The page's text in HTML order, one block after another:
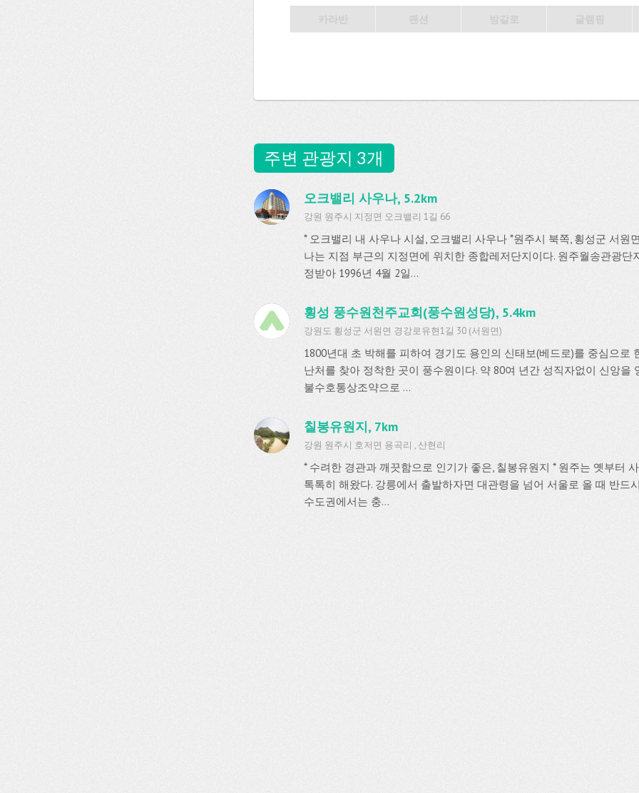
주변 관광지 3개
오크밸리 사우나, 5.2km
강원 원주시 지정면 오크밸리 1길 66
* 오크밸리 내 사우나 시설, 오크밸리 사우나 *원주시 북쪽, 횡성군 서원
나는 지점 부근의 지정면에 위치한 종합레저단지이다. 원주월송관광단
정받아 1996년 4월 2일...
횡성 풍수원천주교회(풍수원성당), 5.4km
강원도 횡성군 서원면 경강로유현1길 30 (서원면)
1800년대 초 박해를 피하여 경기도 용인의 신태보(베드로)를 중심으로
난처를 찾아 정착한 곳이 풍수원이다. 약 80여 년간 성직자없이 신앙을
불수호통상조약으로 ...
칠봉유원지, 7km
강원 원주시 호저면 용곡리 , 산현리
* 수려한 경관과 깨끗함으로 인기가 좋은, 칠봉유원지 * 원주는 옛부터
톡톡히 해왔다. 강릉에서 출발하자면 대관령을 넘어 서울로 올 때 반드
수도권에서는 충...